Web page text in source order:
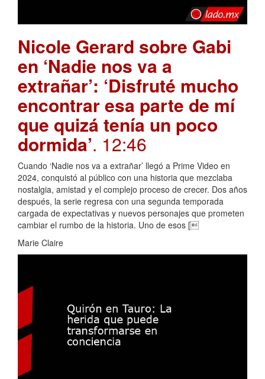
Nicole Gerard sobre Gabi
en ‘Nadie nos va a
extrañar’: ‘Disfruté mucho
encontrar esa parte de mí
que quizá tenía un poco
dormida’. 12:46
Cuando ‘Nadie nos va a extrañar’ llegó a Prime Video en
2024, conquistó al público con una historia que mezclaba
nostalgia, amistad y el complejo proceso de crecer. Dos años
después, la serie regresa con una segunda temporada
cargada de expectativas y nuevos personajes que prometen
cambiar el rumbo de la historia. Uno de esos [
Marie Claire